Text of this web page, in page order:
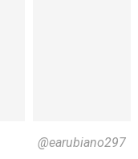
@earubiano297